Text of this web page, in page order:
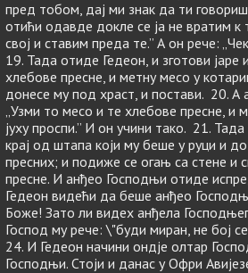
пред тобом, дај ми знак да ти
отићи одавде докле се ја не вратим
свој и ставим преда те.” А он рече:
19. Тада отиде Гедеон, и зготови
хлебове пресне, и метну месо у
донесе му под храст, и постави. 20. А
„Узми то месо и те хлебове пресне, и
јуху проспи.” И он учини тако. 21.
крај од штапа који му беше у руци и
пресних; и подиже се огањ са стене и
пресне. И анђео Господњи отиде
Гедеон видећи да беше анђео
Боже! Зато ли видех анђела
Господ му рече: \"буди миран, не бој
24. И Гедеон начини ондје олтар
Господњи. Стоји и данас у Офри